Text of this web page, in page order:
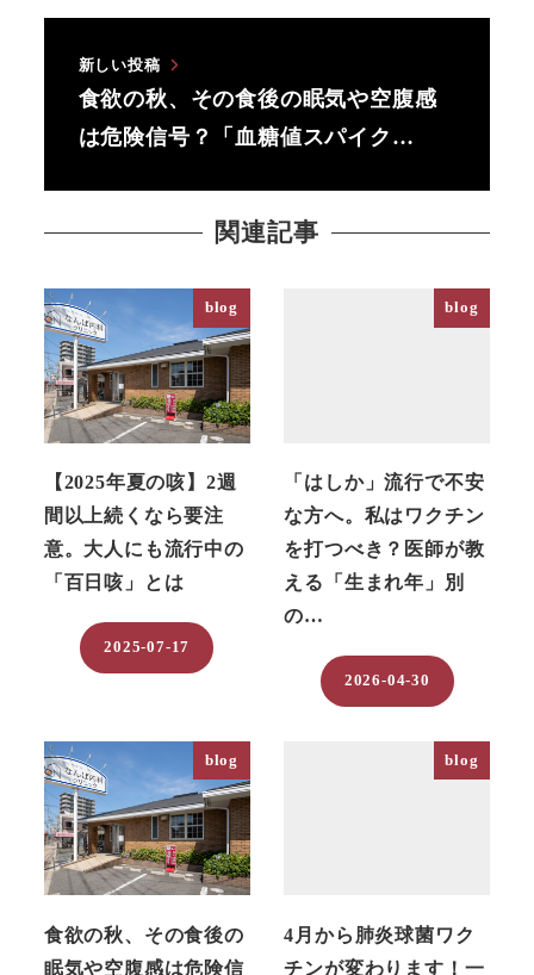
新しい投稿
食欲の秋、その食後の眠気や空腹感
は危険信号？「血糖値スパイク…
関連記事
blog
【2025年夏の咳】2週
間以上続くなら要注
意。大人にも流行中の
「百日咳」とは
2025-07-17
blog
「はしか」流行で不安
な方へ。私はワクチン
を打つべき？医師が教
える「生まれ年」別
の…
2026-04-30
blog
食欲の秋、その食後の
眠気や空腹感は危険信
blog
4月から肺炎球菌ワク
チンが変わります！一